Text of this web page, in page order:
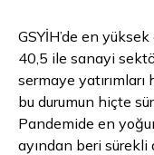
GSYİH’de en
40,5 ile sanayi
sermaye
bu durumun hiçte
Pandemide en
ayından beri